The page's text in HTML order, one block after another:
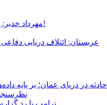
مهرداد خدیر: پیام روشن پزشکیان در گفت‌و‌گوی تصویری با مرد نامرئی: من هستم!
عربستان: ائتلاف دریایی
حادثه در دریای عمان؛ بر پایه
ترامپ با رد